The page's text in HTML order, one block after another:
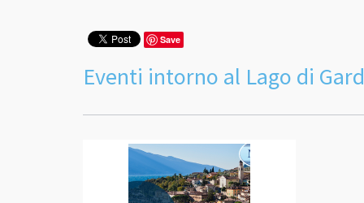
Save
Eventi intorno al Lago di